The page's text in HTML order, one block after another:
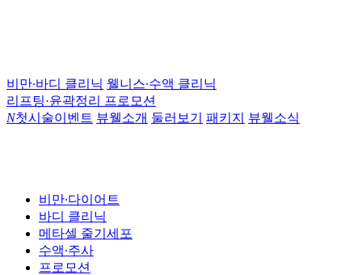
비만∙바디 클리닉 웰니스∙수액 클리닉
리프팅·윤곽정리 프로모션
N첫시술이벤트 뷰웰소개 둘러보기 패키지 뷰웰소식
비만∙다이어트
바디 클리닉
메타셀 줄기세포
수액∙주사
프로모션